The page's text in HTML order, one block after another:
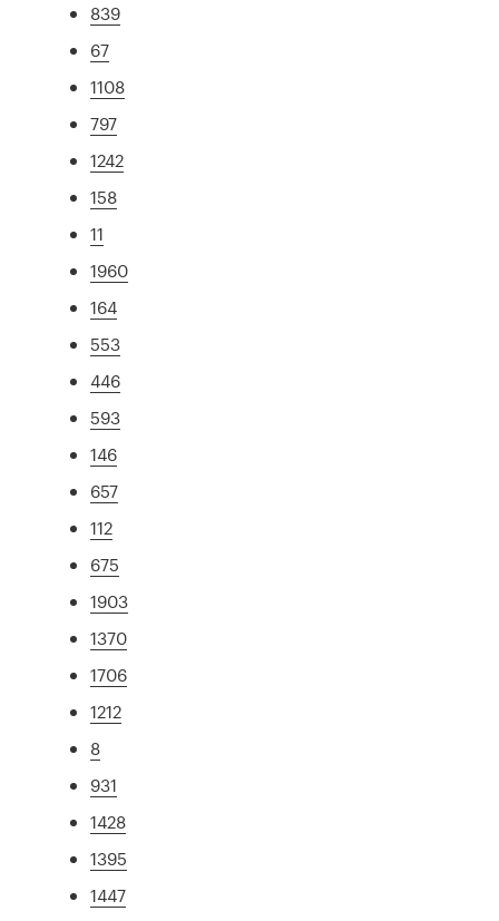
839
67
1108
797
1242
158
11
1960
164
553
446
593
146
657
112
675
1903
1370
1706
1212
8
931
1428
1395
1447